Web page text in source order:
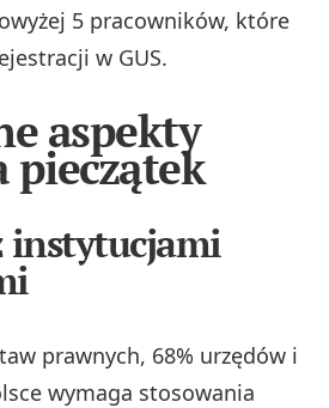
5 pracowników, które
w GUS.
aspekty
pieczątek
instytucjami
prawnych, 68% urzędów i
wymaga stosowania